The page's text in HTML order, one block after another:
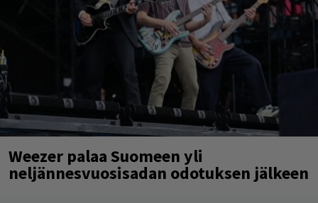
Weezer palaa Suomeen yli
neljännesvuosisadan odotuksen jälkeen